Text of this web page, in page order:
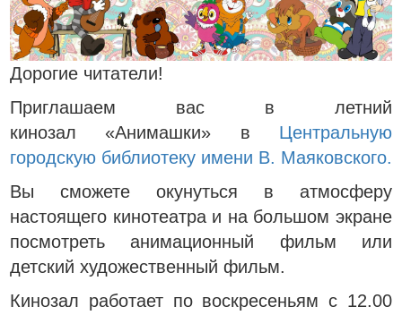
Дорогие читатели!
Приглашаем вас в летний
кинозал «Анимашки» в Центральную
городскую библиотеку имени В. Маяковского.
Вы сможете окунуться в атмосферу
настоящего кинотеатра и на большом экране
посмотреть анимационный фильм или
детский художественный фильм.
Кинозал работает по воскресеньям с 12.00